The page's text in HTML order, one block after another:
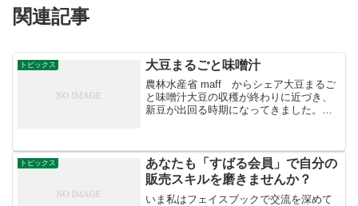
関連記事
トピックス 大豆まるごと味噌汁
農林水産省 maff からシェア大豆まるご
と味噌汁大豆の収穫が終わりに近づき、
新豆が出回る時期になってきました。本
は日本各地で昔から伝わる料理です。大
豆を一晩水に浸して...
トピックス
あなたも「すばる会員」で自分の
販売スキルを磨きませんか？
いま私はフェイスブックで交流を深めて